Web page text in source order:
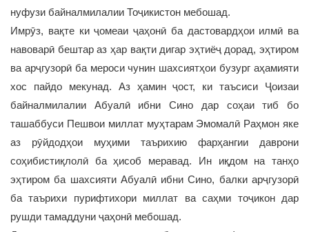
нуфузи байналмилалии Тоҷикистон мебошад.
Имрӯз, вақте ки ҷомеаи ҷаҳонӣ ба дастовардҳои илмӣ ва
навоварӣ бештар аз ҳар вақти дигар эҳтиёҷ дорад, эҳтиром
ва арҷгузорӣ ба мероси чунин шахсиятҳои бузург аҳамияти
хос пайдо мекунад. Аз ҳамин ҷост, ки таъсиси Ҷоизаи
байналмилалии Абуалӣ ибни Сино дар соҳаи тиб бо
ташаббуси Пешвои миллат муҳтарам Эмомалӣ Раҳмон яке
аз рӯйдодҳои муҳими таърихию фарҳангии даврони
соҳибистиқлолӣ ба ҳисоб меравад. Ин иқдом на танҳо
эҳтиром ба шахсияти Абуалӣ ибни Сино, балки арҷгузорӣ
ба таърихи пурифтихори миллат ва саҳми тоҷикон дар
рушди тамаддуни ҷаҳонӣ мебошад.